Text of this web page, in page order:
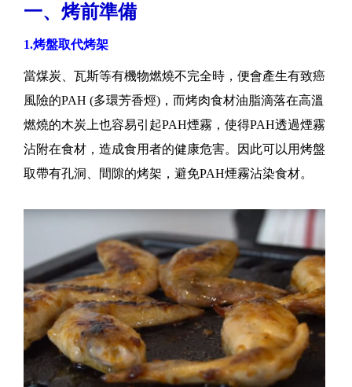
一、烤前準備
1.烤盤取代烤架
當煤炭、瓦斯等有機物燃燒不完全時，便會產生有致癌
風險的PAH (多環芳香烴)，而烤肉食材油脂滴落在高溫
燃燒的木炭上也容易引起PAH煙霧，使得PAH透過煙霧
沾附在食材，造成食用者的健康危害。因此可以用烤盤
取帶有孔洞、間隙的烤架，避免PAH煙霧沾染食材。